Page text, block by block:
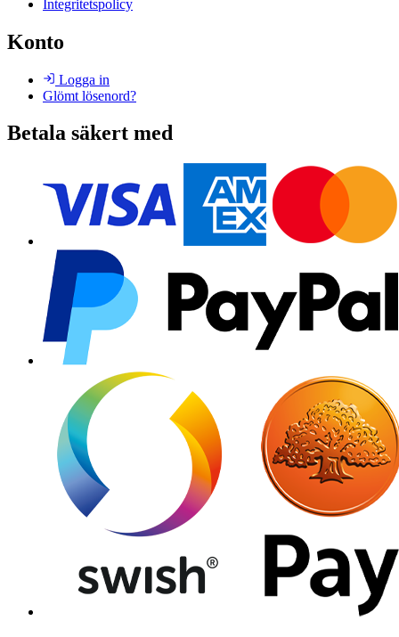
Integritetspolicy
Konto
Logga in
Glömt lösenord?
Betala säkert med